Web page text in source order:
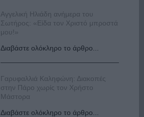
Αγγελική Ηλιάδη ανήμερα του
Σωτήρος: «Είδα τον Χριστό μπροστά
μου!»
Διαβάστε ολόκληρο το άρθρο...
Γαρυφαλλιά Καληφώνη: Διακοπές
στην Πάρο χωρίς τον Χρήστο
Μάστορα
Διαβάστε ολόκληρο το άρθρο...